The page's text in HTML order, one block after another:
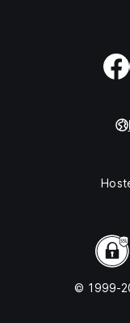
© 1999-